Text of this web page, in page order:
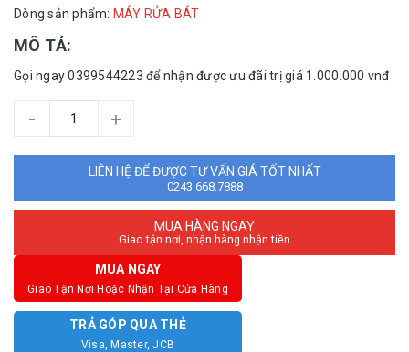
Dòng sản phẩm: MÁY RỬA BÁT
MÔ TẢ:
Gọi ngay 0399544223 để nhận được ưu đãi trị giá 1.000.000 vnđ
- +
LIÊN HỆ ĐỂ ĐƯỢC TƯ VẤN GIÁ TỐT NHẤT
0243.668.7888
MUA HÀNG NGAY
Giao tận nơi, nhận hàng nhận tiền
MUA NGAY
Giao Tận Nơi Hoặc Nhận Tại Cửa Hàng
TRẢ GÓP QUA THẺ
Visa, Master, JCB